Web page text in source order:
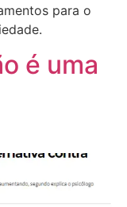
para o
é uma